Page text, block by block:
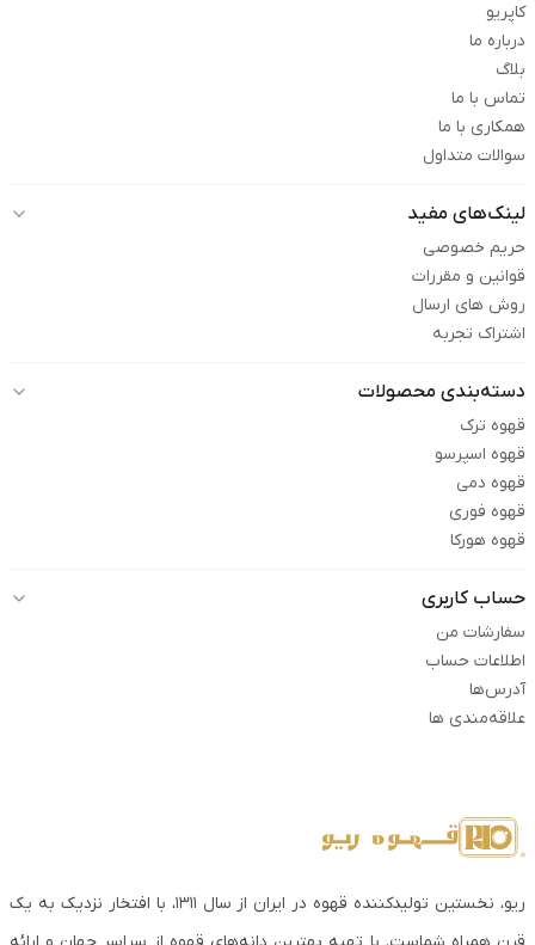
کاپریو
درباره ما
بلاگ
تماس با ما
همکاری با ما
سوالات متداول
لینک‌های مفید
حریم خصوصی
قوانین و مقررات
روش های ارسال
اشتراک تجربه
دسته‌بندی محصولات
قهوه ترک
قهوه اسپرسو
قهوه دمی
قهوه فوری
قهوه هورکا
حساب کاربری
سفارشات من
اطلاعات حساب
آدرس‌ها
علاقه‌مندی ها
ریو، نخستین تولیدکننده قهوه در ایران از سال ۱۳۱۱، با افتخار نزدیک به یک